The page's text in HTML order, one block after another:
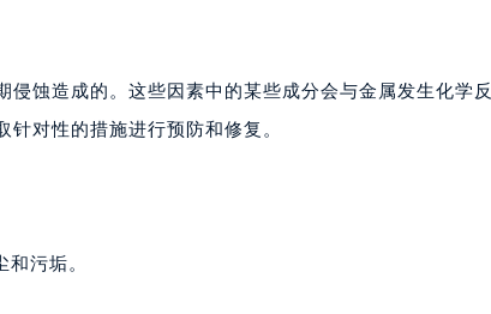
蚀造成的。这些因素中的某些成分会与金属发生化学反
对性的措施进行预防和修复。
污垢。